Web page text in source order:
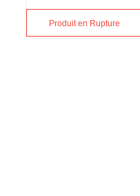
Produit en Rupture